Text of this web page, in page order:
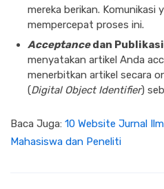
mereka berikan. Komunikasi
mempercepat proses ini.
Acceptancedan
menyatakan artikel Anda
menerbitkan artikel secara
(Digital Object Identifier)
Baca Juga: 10 Website Jurnal
Mahasiswa dan Peneliti